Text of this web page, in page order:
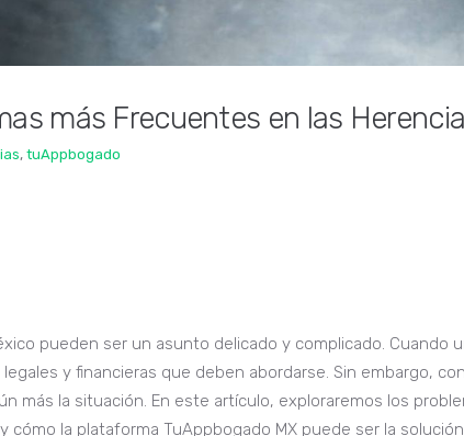
más Frecuentes en las
, tuAppbogado
pueden ser un asunto delicado y complicado. Cuando
y financieras que deben abordarse. Sin embargo,
más la situación. En este artículo, exploraremos los
cómo la plataforma TuAppbogado MX puede ser la